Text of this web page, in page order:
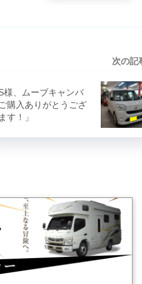
次の
S様、ムーブキャンバ
購入ありがとうござ
す！」